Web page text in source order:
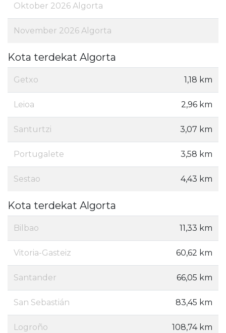
Oktober 2026 Algorta
November 2026 Algorta
Kota terdekat Algorta
Getxo 1,18 km
Leioa 2,96 km
Santurtzi 3,07 km
Portugalete 3,58 km
Sestao 4,43 km
Kota terdekat Algorta
Bilbao 11,33 km
Vitoria-Gasteiz 60,62 km
Santander 66,05 km
San Sebastián 83,45 km
Logroño 108,74 km